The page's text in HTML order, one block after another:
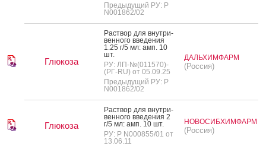
Предыдущий РУ: Р
N001862/02
Глюкоза
Рас­твор для внут­ри­
вен­но­го вве­дения
1.25 г/5 мл: амп. 10
шт.
РУ: ЛП-№(011570)-
(РГ-RU) от 05.09.25
Предыдущий РУ: Р
N001862/02
ДАЛЬХИМФАРМ
(Россия)
Глюкоза
Рас­твор для внут­ри­
вен­но­го вве­дения 2
г/5 мл: амп. 10 шт.
РУ: Р N000855/01 от
13.06.11
НОВОСИБХИМФАРМ
(Россия)